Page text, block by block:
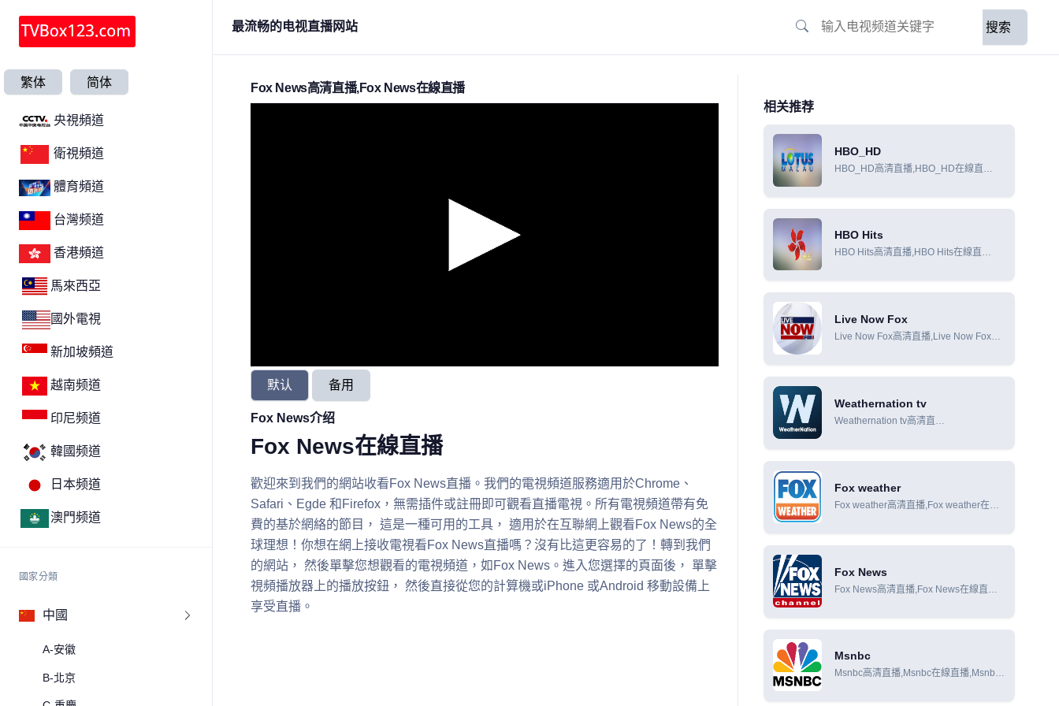
繁体 简体
央視頻道
衛視頻道
體育頻道
台灣频道
香港頻道
馬來西亞
國外電視
新加坡頻道
越南频道
印尼频道
韓國频道
日本频道
澳門频道
國家分類
中國
A-安徽
B-北京
最流畅的电视直播网站 搜索
Fox News高清直播,Fox News在線直播
默认 备用
Fox News介绍
Fox News在線直播
歡迎來到我們的網站收看Fox News直播。我們的電視頻道服務適用於Chrome、
Safari、Egde 和Firefox，無需插件或註冊即可觀看直播電視。所有電視頻道帶有免
費的基於網絡的節目， 這是一種可用的工具， 適用於在互聯網上觀看Fox News的全
球理想！你想在網上接收電視看Fox News直播嗎？沒有比這更容易的了！轉到我們
的網站， 然後單擊您想觀看的電視頻道，如Fox News。進入您選擇的頁面後， 單擊
視頻播放器上的播放按鈕， 然後直接從您的計算機或iPhone 或Android 移動設備上
享受直播。
相关推荐
HBO_HD
HBO_HD高清直播,HBO_HD在線直
HBO Hits
HBO Hits高清直播,HBO Hits在線直
Live Now Fox
Live Now Fox高清直播,Live Now Fox在
Weathernation tv
Weathernation tv高清直
播,Weathernation tv在線觀看
Fox weather
Fox weather高清直播,Fox weather在線
Fox News
Fox News高清直播,Fox News在線直
Msnbc
Msnbc高清直播,Msnbc在線直播,Msnbc